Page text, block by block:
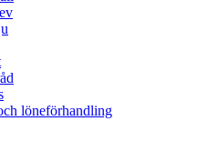
löneförhandling